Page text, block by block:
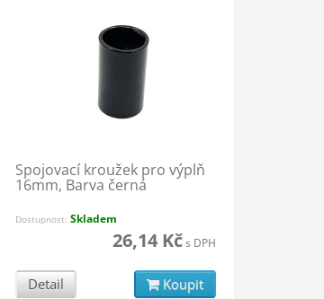
Spojovací kroužek pro výplň
16mm, Barva černá
Dostupnost: Skladem
26,14 Kčs DPH
Detail Koupit